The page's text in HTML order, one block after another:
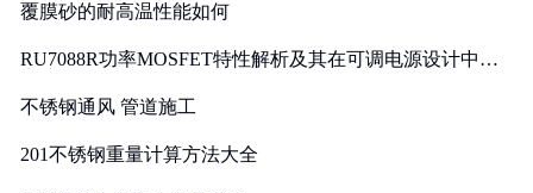
覆膜砂的耐高温性能如何
RU7088R功率MOSFET特性解析及其在可调电源设计中的
不锈钢通风 管道施工
201不锈钢重量计算方法大全